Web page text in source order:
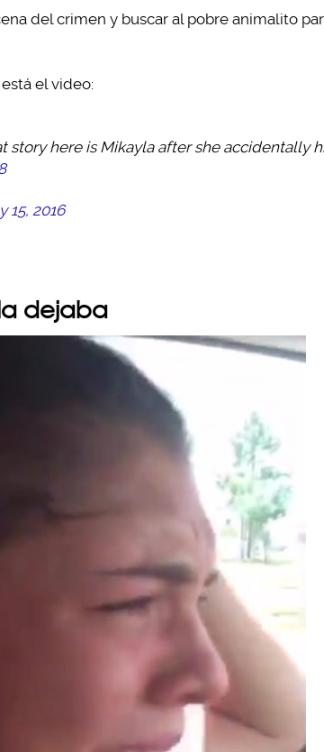
del crimen y buscar al pobre animalito
el video:
story here is Mikayla after she accidentally
15, 2016
dejaba